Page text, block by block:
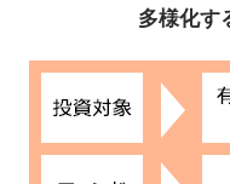
多様化す